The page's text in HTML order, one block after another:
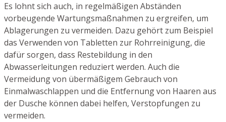
Es lohnt sich auch, in regelmäßigen Abständen
vorbeugende Wartungsmaßnahmen zu ergreifen, um
Ablagerungen zu vermeiden. Dazu gehört zum Beispiel
das Verwenden von Tabletten zur Rohrreinigung, die
dafür sorgen, dass Restebildung in den
Abwasserleitungen reduziert werden. Auch die
Vermeidung von übermäßigem Gebrauch von
Einmalwaschlappen und die Entfernung von Haaren aus
der Dusche können dabei helfen, Verstopfungen zu
vermeiden.